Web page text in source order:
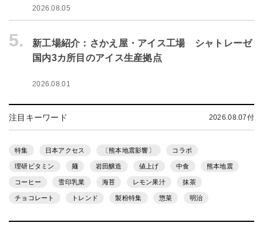
2026.08.05
5.
新工場紹介：さかえ屋・アイス工場 シャトレーゼ
国内3カ所目のアイス生産拠点
2026.08.01
注目キーワード 2026.08.07付
特集 日本アクセス 〔熊本地震影響〕 コラボ
理研ビタミン 麺 岩田醸造 値上げ 中食 熊本地震
コーヒー 雪印乳業 海苔 レモン果汁 抹茶
チョコレート トレンド 製粉特集 惣菜 明治